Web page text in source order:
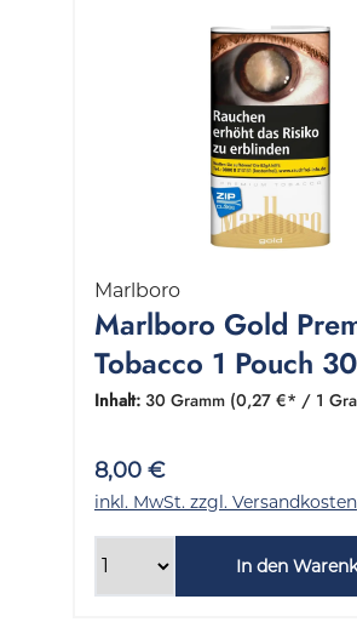
Marlboro
Marlboro Gold
Tobacco 1 Pouch 30
Gramm
Inhalt: 30 Gramm (0,27 €* / 1
8,00 €
inkl. MwSt. zzgl. Versandkosten
In den